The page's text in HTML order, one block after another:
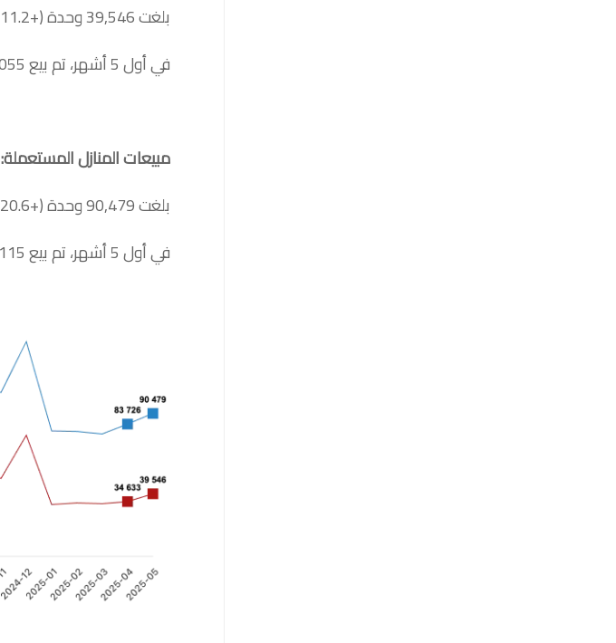
بلغت 39,546 وحدة (+11.2%) وتشكل 30.4% من إجمالي المبيعات.
في أول 5 أشهر، تم بيع 174,055 وحدة جديدة (+17.7%).
مبيعات المنازل المستعملة:
بلغت 90,479 وحدة (+20.6%) وتشكل 69.6% من المبيعات.
في أول 5 أشهر، تم بيع 410,115 وحدة مستعملة (+29.0%).